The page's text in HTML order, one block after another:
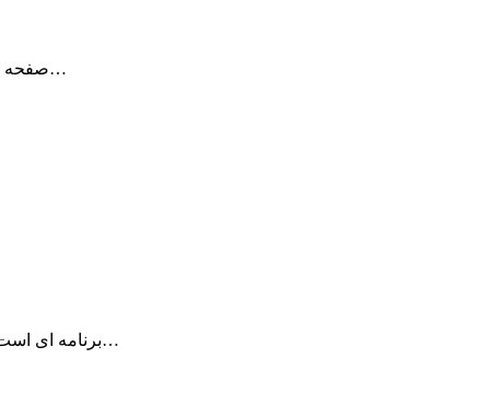
به کمک برنامه USB Lock صفحه نمایش خود را با یک دیوایس ذخیره کننده ی…
TextBar برنامه ای است که به شما امکان استفاده از اسکریپت‌ها جهت اضافه کردن…